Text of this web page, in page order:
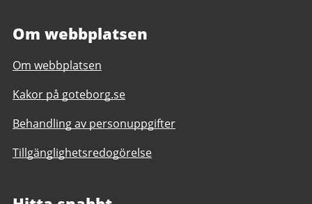
Om webbplatsen
Om webbplatsen
Kakor på goteborg.se
Behandling av personuppgifter
Tillgänglighetsredogörelse